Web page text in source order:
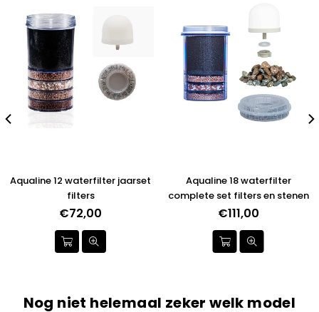
Aqualine 12 waterfilter jaarset
filters
€72,00
Aqualine 18 waterfilter
complete set filters en stenen
€111,00
Nog niet helemaal zeker welk model